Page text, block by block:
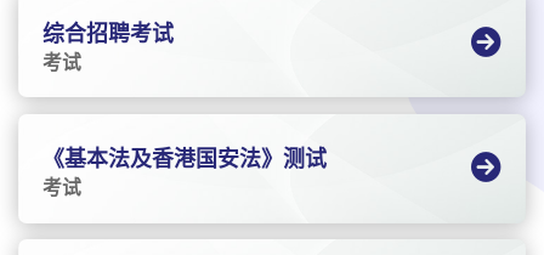
综合招聘考试
考试
《基本法及香港国安法》测试
考试